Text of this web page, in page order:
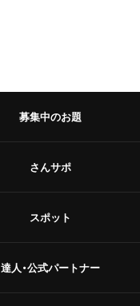
募集中のお題
さんサポ
スポット
達人・公式パートナー